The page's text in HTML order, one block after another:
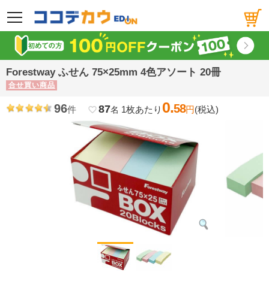
メニュー
Forestway ふせん 75×25mm 4色アソート 20冊
合せ買い商品
96件 favorite_border87名 1枚あたり 0.58円(税込)